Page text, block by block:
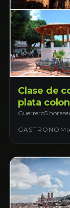
Clase de
plata
Guerrero5 horas